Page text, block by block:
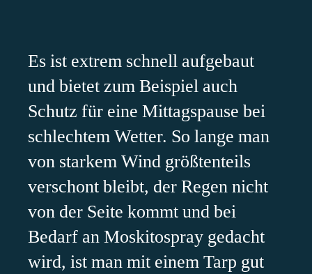
Es ist extrem schnell aufgebaut
und bietet zum Beispiel auch
Schutz für eine Mittagspause bei
schlechtem Wetter. So lange man
von starkem Wind größtenteils
verschont bleibt, der Regen nicht
von der Seite kommt und bei
Bedarf an Moskitospray gedacht
wird, ist man mit einem Tarp gut